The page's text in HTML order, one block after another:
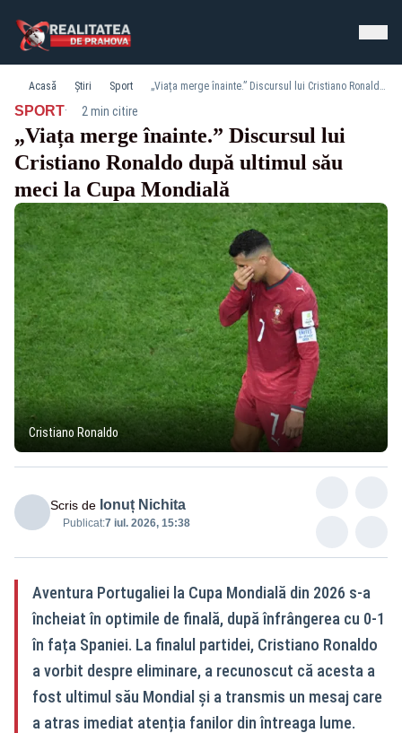
Acasă Știri Sport „Viața merge înainte.” Discursul lui Cristiano Ronaldo după ultimul său meci la Cupa Mondială
SPORT· 2 min citire
„Viața merge înainte.” Discursul lui
Cristiano Ronaldo după ultimul său
meci la Cupa Mondială
Cristiano Ronaldo
Scris de Ionuț Nichita
Publicat:7 iul. 2026, 15:38
Aventura Portugaliei la Cupa Mondială din 2026 s-a
încheiat în optimile de finală, după înfrângerea cu 0-1
în fața Spaniei. La finalul partidei, Cristiano Ronaldo
a vorbit despre eliminare, a recunoscut că acesta a
fost ultimul său Mondial și a transmis un mesaj care
a atras imediat atenția fanilor din întreaga lume.